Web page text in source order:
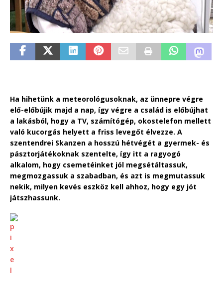
Ha hihetünk a meteorológusoknak, az ünnepre végre
elő-előbújik majd a nap, így végre a család is előbújhat
a lakásból, hogy a TV, számítógép, okostelefon mellett
való kucorgás helyett a friss levegőt élvezze. A
szentendrei Skanzen a hosszú hétvégét a gyermek- és
pásztorjátékoknak szentelte, így itt a ragyogó
alkalom, hogy csemetéinket jól megsétáltassuk,
megmozgassuk a szabadban, és azt is megmutassuk
nekik, milyen kevés eszköz kell ahhoz, hogy egy jót
játszhassunk.